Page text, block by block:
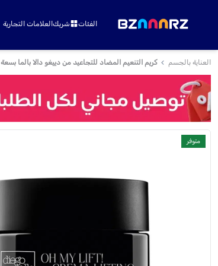
الفئات شريكالعلامات التجارية
العناية بالجسم كريم التنعيم المضاد للتجاعيد من دييغو دالا بالما بسعة 50 مل - DDP-SKC0040
متوفر